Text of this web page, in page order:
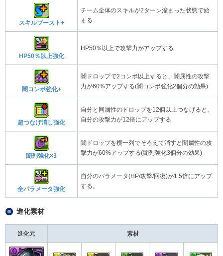
スキルブースト+
チーム全体のスキルが2ターン溜まった状態で始
まる
HP50％以上強化
HP50％以上で攻撃力がアップする
闇コンボ強化+
闇ドロップで2コンボ以上すると、闇属性の攻撃
力が60%アップする(闇コンボ強化2個分の効果)
超つなげ消し強化
自分と同属性のドロップを12個以上つなげると、
自分の攻撃力が12倍にアップする
闇列強化×3
闇ドロップを横一列でそろえて消すと闇属性の攻
撃力が60%アップする(闇列強化3個分の効果)
全パラメータ強化
自分のパラメータ(HP/攻撃/回復)が1.5倍にアップ
する。
進化素材
進化元 素材